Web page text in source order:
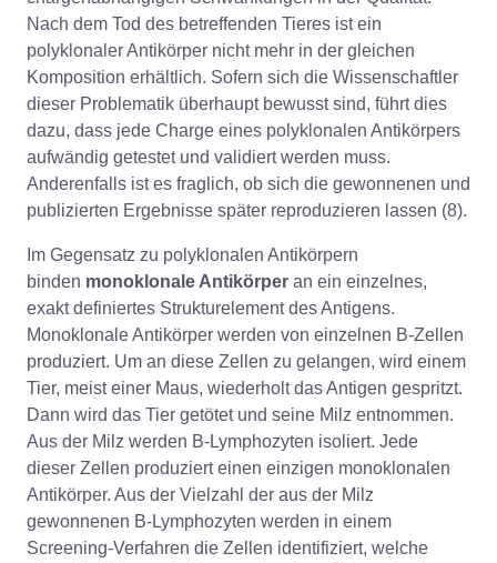
Nach dem Tod des betreffenden Tieres ist ein
polyklonaler Antikörper nicht mehr in der gleichen
Komposition erhältlich. Sofern sich die Wissenschaftler
dieser Problematik überhaupt bewusst sind, führt dies
dazu, dass jede Charge eines polyklonalen Antikörpers
aufwändig getestet und validiert werden muss.
Anderenfalls ist es fraglich, ob sich die gewonnenen und
publizierten Ergebnisse später reproduzieren lassen (8).
Im Gegensatz zu polyklonalen Antikörpern
binden monoklonale Antikörper an ein einzelnes,
exakt definiertes Strukturelement des Antigens.
Monoklonale Antikörper werden von einzelnen B-Zellen
produziert. Um an diese Zellen zu gelangen, wird einem
Tier, meist einer Maus, wiederholt das Antigen gespritzt.
Dann wird das Tier getötet und seine Milz entnommen.
Aus der Milz werden B-Lymphozyten isoliert. Jede
dieser Zellen produziert einen einzigen monoklonalen
Antikörper. Aus der Vielzahl der aus der Milz
gewonnenen B-Lymphozyten werden in einem
Screening-Verfahren die Zellen identifiziert, welche